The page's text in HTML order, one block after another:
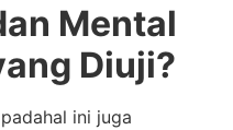
Mental
Diuji?
ini juga